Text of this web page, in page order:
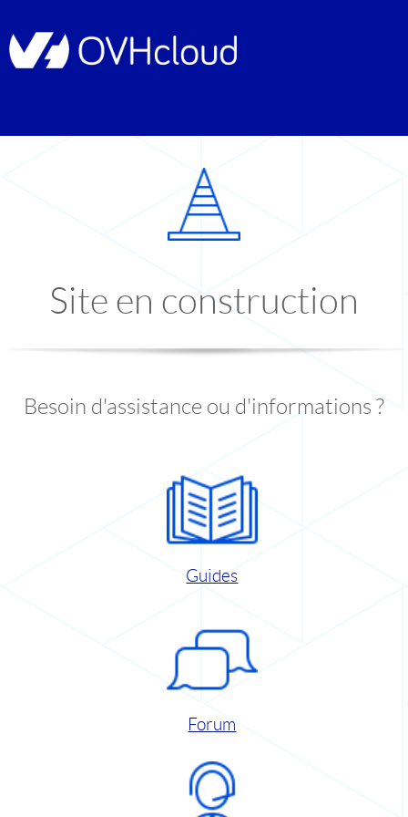
Site en construction
Besoin d'assistance ou d'informations ?
Guides
Forum